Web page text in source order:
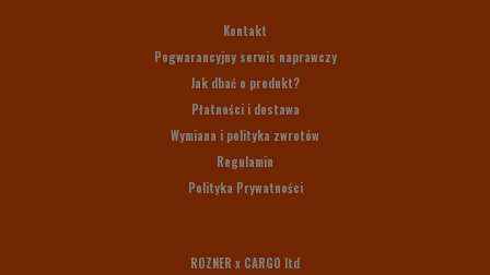
Kontakt
Pogwarancyjny serwis naprawczy
Jak dbać o produkt?
Płatności i dostawa
Wymiana i polityka zwrotów
Regulamin
Polityka Prywatności
ROZNER x CARGO ltd